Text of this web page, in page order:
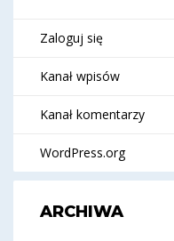
Zaloguj się
Kanał wpisów
Kanał komentarzy
WordPress.org
ARCHIWA